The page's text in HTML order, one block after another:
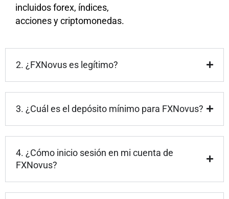
incluidos forex, índices,
acciones y criptomonedas.
2. ¿FXNovus es legítimo?
3. ¿Cuál es el depósito mínimo para FXNovus?
4. ¿Cómo inicio sesión en mi cuenta de
FXNovus?